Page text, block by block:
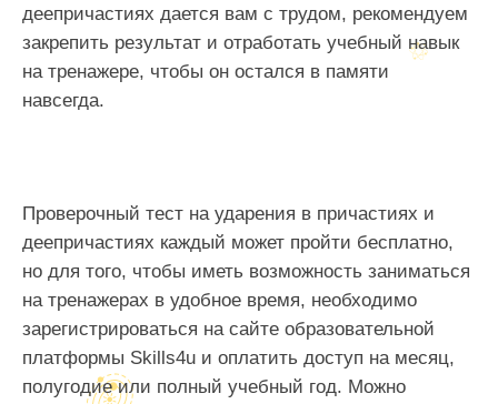
деепричастиях дается вам с трудом, рекомендуем
закрепить результат и отработать учебный навык
на тренажере, чтобы он остался в памяти
навсегда.
Проверочный тест на ударения в причастиях и
деепричастиях каждый может пройти бесплатно,
но для того, чтобы иметь возможность заниматься
на тренажерах в удобное время, необходимо
зарегистрироваться на сайте образовательной
платформы Skills4u и оплатить доступ на месяц,
полугодие или полный учебный год. Можно